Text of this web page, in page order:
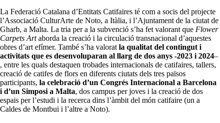
La Federació Catalana d’Entitats Catifaires té com a socis del projecte
l’Associació CulturArte de Noto, a Itàlia, i l’Ajuntament de la ciutat de
Gharb, a Malta. La tria per a la subvenció s’ha fet valorant que Flower
Carpets Artaborda la creació i la circulació transnacional d’aquestes
obres d’art efímer. També s’ha valoratla qualitat del contingut i
activitats que es desenvoluparan al llarg de dos anys -2023 i 2024–
, entre les quals destaquen trobades internacionals de catifaires, tallers,
creació de catifes de flors en diferents ciutats dels tres països
participants, la celebració d’un Congrés Internacional a Barcelona
i d’un Simposi a Malta, dos campus per joves i la creació de dos
espais per l’estudi i la recerca dins l’àmbit del món catifaire (un a
Caldes de Montbui i l’altre a Noto).